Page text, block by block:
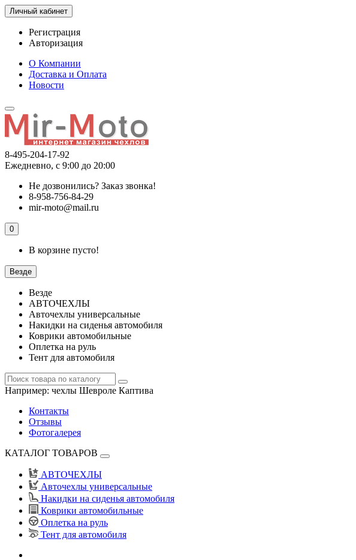
Личный кабинет
Регистрация
Авторизация
О Компании
Доставка и Оплата
Новости
8-495-204-17-92
Ежедневно, с 9:00 до 20:00
Не дозвонились? Заказ звонка!
8-958-756-84-29
mir-moto@mail.ru
0
В корзине пусто!
Везде
Везде
АВТОЧЕХЛЫ
Авточехлы универсальные
Накидки на сиденья автомобиля
Коврики автомобильные
Оплетка на руль
Тент для автомобиля
Например: чехлы Шевроле Каптива
Контакты
Отзывы
Фотогалерея
КАТАЛОГ ТОВАРОВ
АВТОЧЕХЛЫ
Авточехлы универсальные
Накидки на сиденья автомобиля
Коврики автомобильные
Оплетка на руль
Тент для автомобиля